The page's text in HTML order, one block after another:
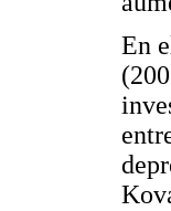
En